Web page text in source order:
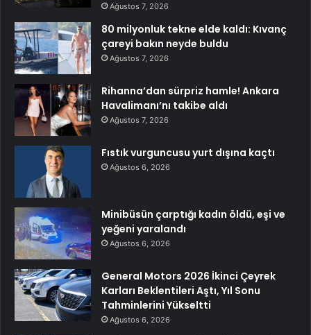
Ağustos 7, 2026
80 milyonluk tekne elde kaldı: Kıvanç
çareyi bakın neyde buldu
Ağustos 7, 2026
Rihanna’dan sürpriz hamle! Ankara
Havalimanı’nı takibe aldı
Ağustos 7, 2026
Fıstık vurguncusu yurt dışına kaçtı
Ağustos 6, 2026
Minibüsün çarptığı kadın öldü, eşi ve
yeğeni yaralandı
Ağustos 6, 2026
General Motors 2026 İkinci Çeyrek
Karları Beklentileri Aştı, Yıl Sonu
Tahminlerini Yükseltti
Ağustos 6, 2026